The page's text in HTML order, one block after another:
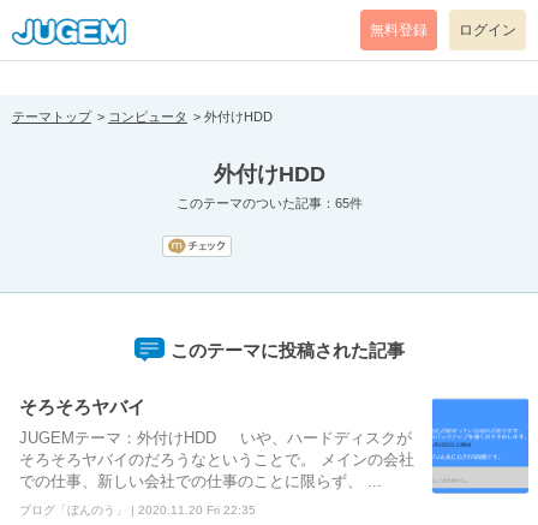
[pear_error: message="Success" code=0 mode=return level=notice
prefix="" info=""]
無料登録 ログイン
テーマトップ コンピュータ 外付けHDD
外付けHDD
このテーマのついた記事：65件
このテーマに投稿された記事
そろそろヤバイ
JUGEMテーマ：外付けHDD いや、ハードディスクが
そろそろヤバイのだろうなということで。 メインの会社
での仕事、新しい会社での仕事のことに限らず、 ...
ブログ「ぼんのう」 | 2020.11.20 Fri 22:35